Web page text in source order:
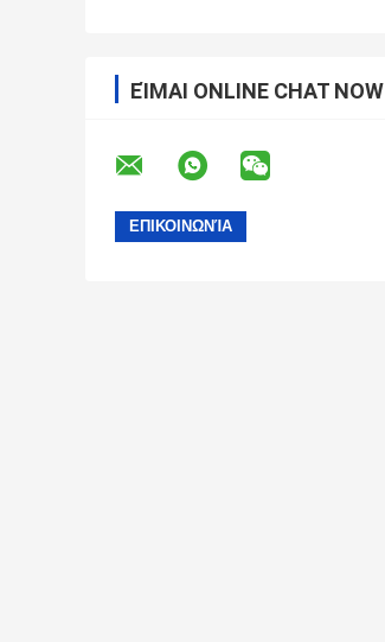
ΕΊΜΑΙ ONLINE CHAT NOW